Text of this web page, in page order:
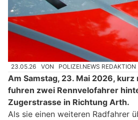
23.05.26 VON POLIZEI.NEWS REDAKTION
Am Samstag, 23. Mai 2026, kurz
fuhren zwei Rennvelofahrer
Zugerstrasse in Richtung Arth.
Als sie einen weiteren Radfahrer